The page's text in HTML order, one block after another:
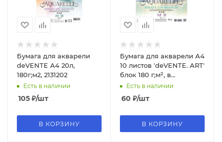
Бумага для акварели
deVENTE А4 20л,
180г;м2, 2131202
Есть в наличии
105 ₽/шт
В КОРЗИНУ
Бумага для акварели A4
10 листов 'deVENTE. ART'
блок 180 г;м², в
пластиковом пакете,
2131201
Есть в наличии
60 ₽/шт
В КОРЗИНУ